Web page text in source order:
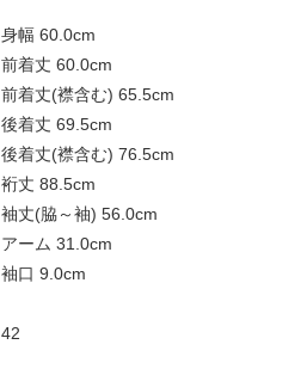
身幅 60.0cm
前着丈 60.0cm
前着丈(襟含む) 65.5cm
後着丈 69.5cm
後着丈(襟含む) 76.5cm
裄丈 88.5cm
袖丈(脇～袖) 56.0cm
アーム 31.0cm
袖口 9.0cm
42